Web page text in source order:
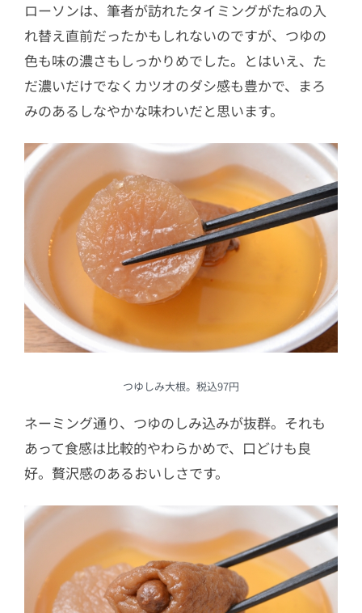
ローソンは、筆者が訪れたタイミングがたねの入
れ替え直前だったかもしれないのですが、つゆの
色も味の濃さもしっかりめでした。とはいえ、た
だ濃いだけでなくカツオのダシ感も豊かで、まろ
みのあるしなやかな味わいだと思います。
つゆしみ大根。税込97円
ネーミング通り、つゆのしみ込みが抜群。それも
あって食感は比較的やわらかめで、口どけも良
好。贅沢感のあるおいしさです。